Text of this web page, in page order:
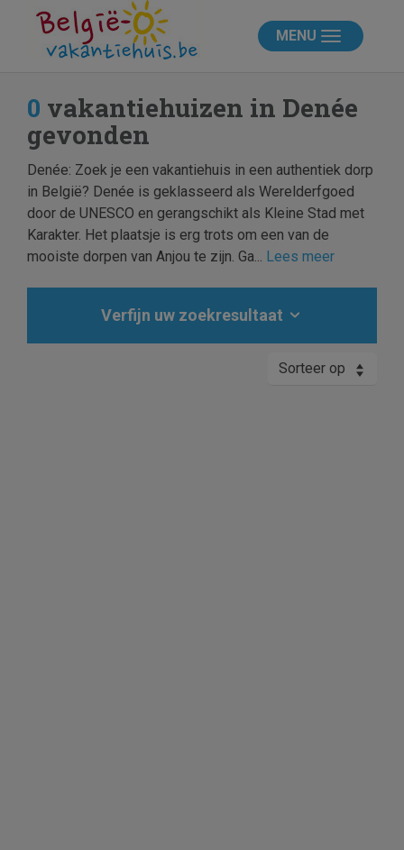
MENU
0 vakantiehuizen in Denée
gevonden
Denée: Zoek je een vakantiehuis in een authentiek dorp
in België? Denée is geklasseerd als Werelderfgoed
door de UNESCO en gerangschikt als Kleine Stad met
Karakter. Het plaatsje is erg trots om een van de
mooiste dorpen van Anjou te zijn. Ga... Lees meer
Verfijn uw zoekresultaat
Sorteer op